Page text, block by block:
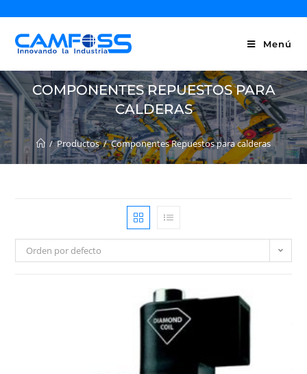
Menú
COMPONENTES REPUESTOS PARA
CALDERAS
/ Productos / Componentes Repuestos para calderas
Orden por defecto